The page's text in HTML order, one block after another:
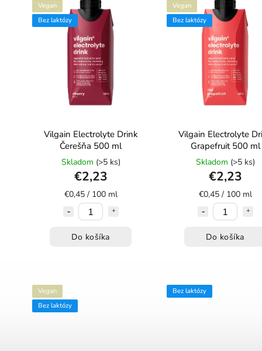
Vegan
Bez laktózy
Vilgain Electrolyte Drink
Čerešňa 500 ml
Skladom (>5 ks)
€2,23
€0,45 / 100 ml
Do košíka
Vegan
Bez laktózy
Vilgain Electrolyte
Grapefruit 500 ml
Skladom (>5 ks)
€2,23
€0,45 / 100 ml
Do košíka
Vegan
Bez laktózy
Bez laktózy